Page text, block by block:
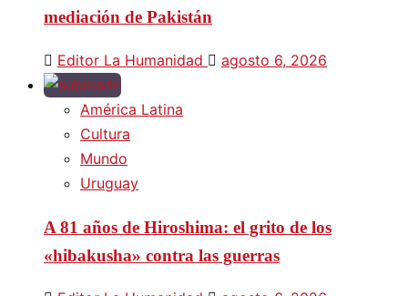
mediación de Pakistán
Editor La Humanidad agosto 6, 2026
América Latina
Cultura
Mundo
Uruguay
A 81 años de Hiroshima: el grito de los
«hibakusha» contra las guerras